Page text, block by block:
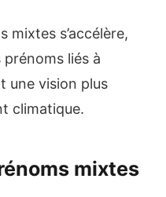
mixtes s’accélère,
liés à
une vision plus
climatique.
mixtes